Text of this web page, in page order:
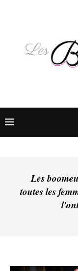
Les
toutes les